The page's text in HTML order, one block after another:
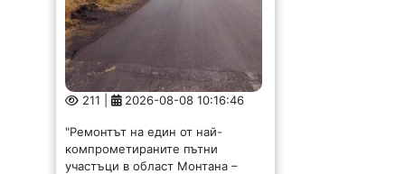
211 | 2026-08-08 10:16:46
"Ремонтът на един от най-
компрометираните пътни
участъци в област Монтана –